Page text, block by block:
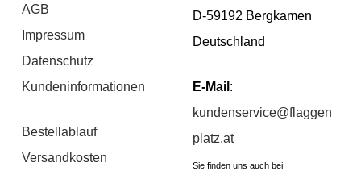
AGB
Impressum
Datenschutz
Kundeninformationen
Bestellablauf
Versandkosten
D-59192 Bergkamen
Deutschland
E-Mail :
kundenservice@flaggen
platz.at
Sie finden uns auch bei